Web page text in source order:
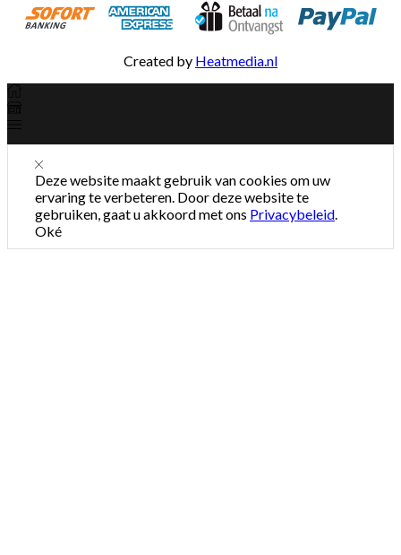
Created by Heatmedia.nl
Deze website maakt gebruik van cookies om uw
ervaring te verbeteren. Door deze website te
gebruiken, gaat u akkoord met ons Privacybeleid
Oké